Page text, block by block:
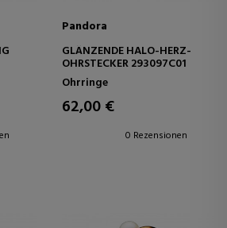
Pandora
GLÄNZENDE HALO-HERZ-
OHRSTECKER 293097C01
Ohrringe
62,00 €
0 Rezensionen